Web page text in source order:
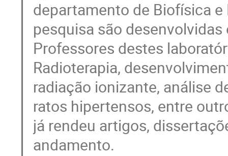
departamento de Biofísica e
pesquisa são
Professores destes
Radioterapia,
radiação ionizante, análise
ratos hipertensos, entre
já rendeu artigos,
andamento.